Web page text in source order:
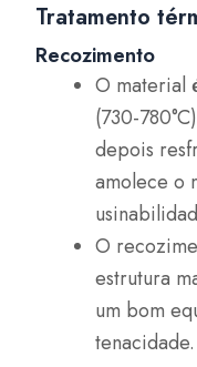
Tratamento
Recozimento
O material
(730-
depois
amolece o
O
estrutura
um bom
tenacidade.